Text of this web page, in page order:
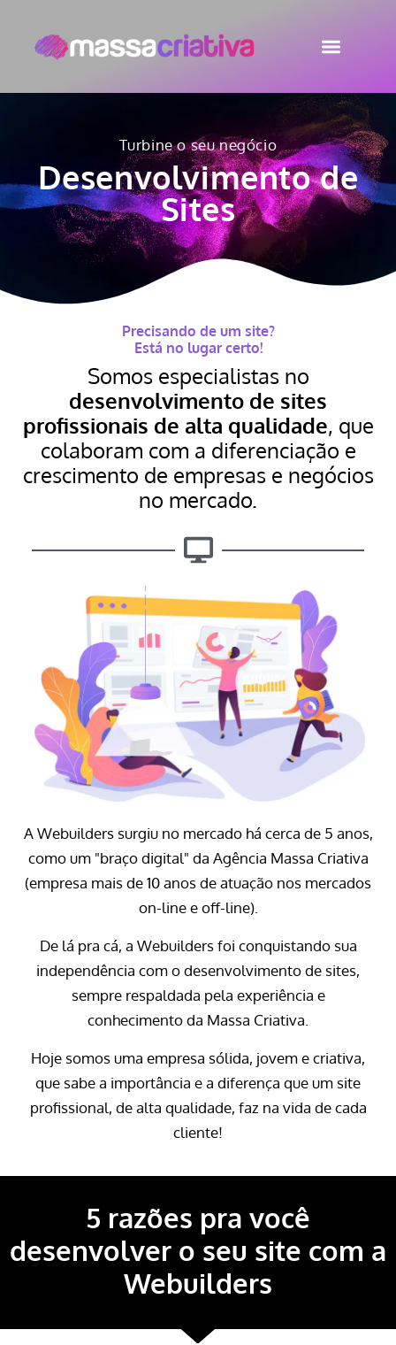
Turbine o seu negócio
Desenvolvimento de
Sites
Precisando de um site?
Está no lugar certo!
Somos especialistas no
desenvolvimento de sites
profissionais de alta qualidade, que
colaboram com a diferenciação e
crescimento de empresas e negócios
no mercado.
A Webuilders surgiu no mercado há cerca de 5 anos,
como um "braço digital" da Agência Massa Criativa
(empresa mais de 10 anos de atuação nos mercados
on-line e off-line).
De lá pra cá, a Webuilders foi conquistando sua
independência com o desenvolvimento de sites,
sempre respaldada pela experiência e
conhecimento da Massa Criativa.
Hoje somos uma empresa sólida, jovem e criativa,
que sabe a importância e a diferença que um site
profissional, de alta qualidade, faz na vida de cada
cliente!
5 razões pra você
desenvolver o seu site com a
Webuilders